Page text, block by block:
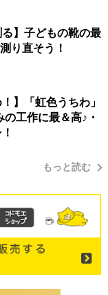
る】子どもの靴の最
り直そう！
】「虹色うちわ」
工作に最＆高♪・
もっと読む